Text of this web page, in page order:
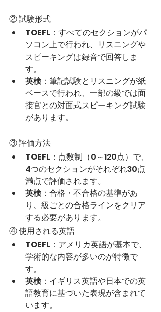
② 試験形式
TOEFL ：すべてのセクションがパ
ソコン上で行われ、リスニングや
スピーキングは録音で回答しま
す。
英検：筆記試験とリスニングが紙
ベースで行われ、一部の級では面
接官との対面式スピーキング試験
があります。
③ 評価方法
TOEFL ：点数制（0～120点）で、
4つのセクションがそれぞれ30点
満点で評価されます。
英検：合格・不合格の基準があ
り、級ごとの合格ラインをクリア
する必要があります。
④ 使用される英語
TOEFL ：アメリカ英語が基本で、
学術的な内容が多いのが特徴で
す。
英検：イギリス英語や日本での英
語教育に基づいた表現が含まれて
います。